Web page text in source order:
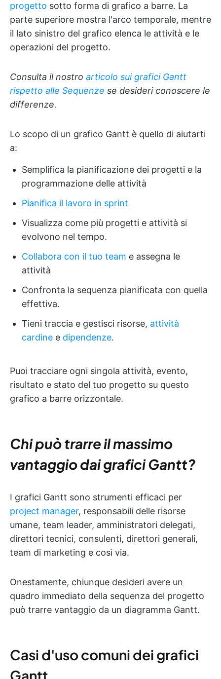
progetto sotto forma di grafico a barre. La
parte superiore mostra l'arco temporale, mentre
il lato sinistro del grafico elenca le attività e le
operazioni del progetto.
Consulta il nostro articolo sui grafici Gantt
rispetto alle Sequenze se desideri conoscere le
differenze.
Lo scopo di un grafico Gantt è quello di aiutarti
a:
Semplifica la pianificazione dei progetti e la
programmazione delle attività
Pianifica il lavoro in sprint
Visualizza come più progetti e attività si
evolvono nel tempo.
Collabora con il tuo team e assegna le
attività
Confronta la sequenza pianificata con quella
effettiva.
Tieni traccia e gestisci risorse, attività
cardine e dipendenze.
Puoi tracciare ogni singola attività, evento,
risultato e stato del tuo progetto su questo
grafico a barre orizzontale.
Chi può trarre il massimo
vantaggio dai grafici Gantt?
I grafici Gantt sono strumenti efficaci per
project manager, responsabili delle risorse
umane, team leader, amministratori delegati,
direttori tecnici, consulenti, direttori generali,
team di marketing e così via.
Onestamente, chiunque desideri avere un
quadro immediato della sequenza del progetto
può trarre vantaggio da un diagramma Gantt.
Casi d'uso comuni dei grafici
Gantt